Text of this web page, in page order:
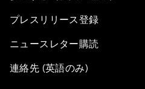
プレスリリース登録
ニュースレター購読
連絡先 (英語のみ)